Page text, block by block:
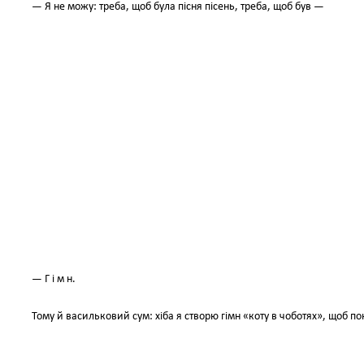
— Я не можу: треба, щоб була пісня пісень, треба, щоб був —
— Г і м н.
Тому й васильковий сум: хіба я створю гімн «коту в чоботях», щоб